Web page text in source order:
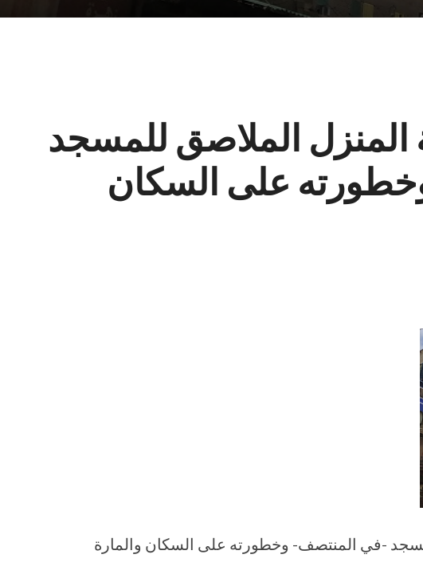
الملاصق للمسجد
على السكان
-في المنتصف- وخطورته على السكان والمارة